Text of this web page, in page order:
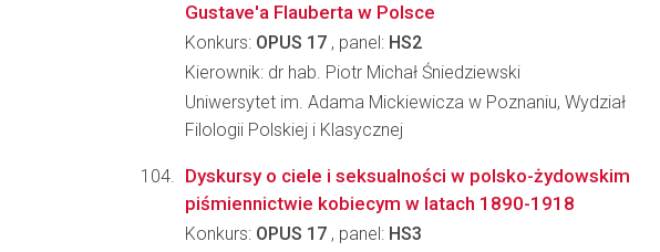
Gustave'a Flauberta w Polsce
Konkurs: OPUS 17 , panel: HS2
Kierownik: dr hab. Piotr Michał Śniedziewski
Uniwersytet im. Adama Mickiewicza w Poznaniu, Wydział
Filologii Polskiej i Klasycznej
Dyskursy o ciele i seksualności w polsko-żydowskim
piśmiennictwie kobiecym w latach 1890-1918
Konkurs: OPUS 17 , panel: HS3